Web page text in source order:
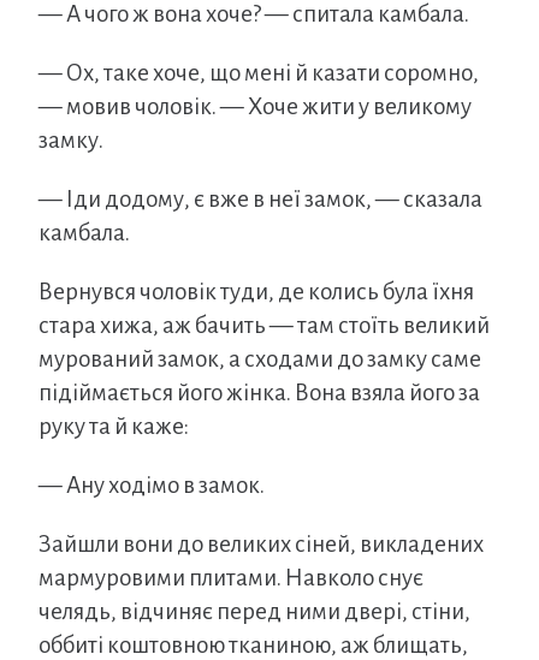
— А чого ж вона хоче? — спитала камбала.
— Ох, таке хоче, що мені й казати соромно,
— мовив чоловік. — Хоче жити у великому
замку.
— Іди додому, є вже в неї замок, — сказала
камбала.
Вернувся чоловік туди, де колись була їхня
стара хижа, аж бачить — там стоїть великий
мурований замок, а сходами до замку саме
підіймається його жінка. Вона взяла його за
руку та й каже:
— Ану ходімо в замок.
Зайшли вони до великих сіней, викладених
мармуровими плитами. Навколо снує
челядь, відчиняє перед ними двері, стіни,
оббиті коштовною тканиною, аж блищать,